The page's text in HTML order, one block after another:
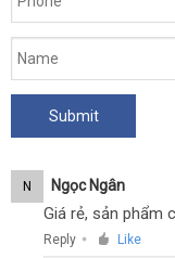
N Ngọc Ngân
Giá rẻ, sản phẩm
Reply ● Like